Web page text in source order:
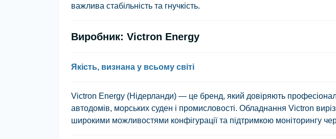
важлива стабільність та гнучкість.
Виробник: Victron Energy
Якість, визнана у всьому світі
Victron Energy (Нідерланди) — це бренд, який довіряють
автодомів, морських суден і промисловості. Обладнання Victron
широкими можливостями конфігурації та підтримкою моніторингу